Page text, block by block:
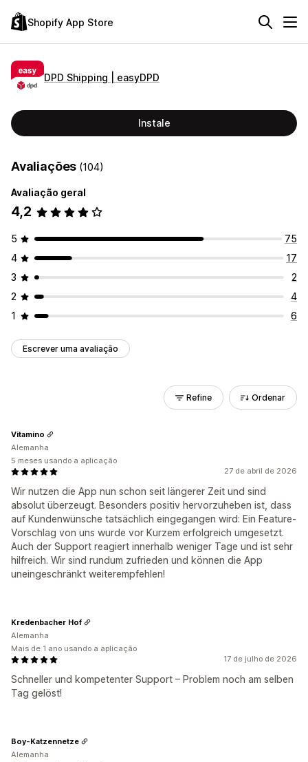
Shopify App Store
DPD Shipping | easyDPD
Instale
Avaliações (104)
Avaliação geral
4,2
5
75
4
17
3
2
2
4
1
6
Escrever uma avaliação
Refine Ordenar
27 de abril de 2026
Wir nutzen die App nun schon seit längerer Zeit und sind
absolut überzeugt. Besonders positiv hervorzuheben ist, dass
auf Kundenwünsche tatsächlich eingegangen wird: Ein Feature-
Vorschlag von uns wurde vor Kurzem erfolgreich umgesetzt.
Auch der Support reagiert innerhalb weniger Tage und ist sehr
hilfreich. Wir sind rundum zufrieden und können die App
uneingeschränkt weiterempfehlen!
Vitamino
Alemanha
5 meses usando a aplicação
17 de julho de 2026
Schneller und kompetenter Support – Problem noch am selben
Tag gelöst!
Kredenbacher Hof
Alemanha
Mais de 1 ano usando a aplicação
Boy-Katzennetze
Alemanha